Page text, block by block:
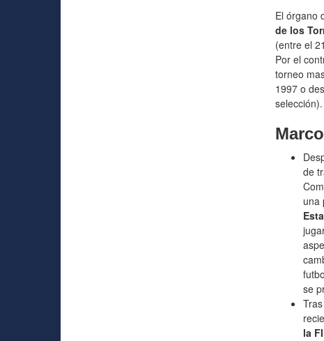
El órgano
de los
(entre el
Por el
torneo
1997 o
selección).
de
una
se
la